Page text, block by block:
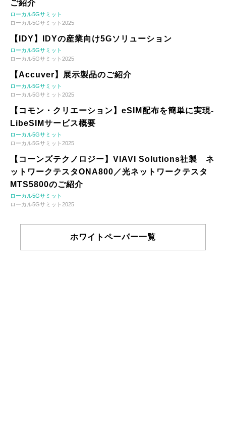
ご紹介
ローカル5Gサミット
ローカル5Gサミット2025
【IDY】IDYの産業向け5Gソリューション
ローカル5Gサミット
ローカル5Gサミット2025
【Accuver】展示製品のご紹介
ローカル5Gサミット
ローカル5Gサミット2025
【コモン・クリエーション】eSIM配布を簡単に実現-
LibeSIMサービス概要
ローカル5Gサミット
ローカル5Gサミット2025
【コーンズテクノロジー】VIAVI Solutions社製 ネ
ットワークテスタONA800／光ネットワークテスタ
MTS5800のご紹介
ローカル5Gサミット
ローカル5Gサミット2025
ホワイトペーパー一覧